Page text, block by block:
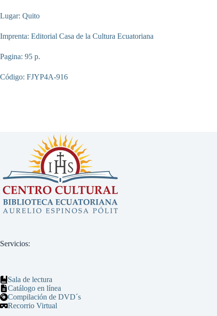
Lugar: Quito
Imprenta: Editorial Casa de la Cultura Ecuatoriana
Pagina: 95 p.
Código: FJYP4A-916
Servicios:
Sala de lectura
Catálogo en línea
Compilación de DVD´s
Recorrio Virtual